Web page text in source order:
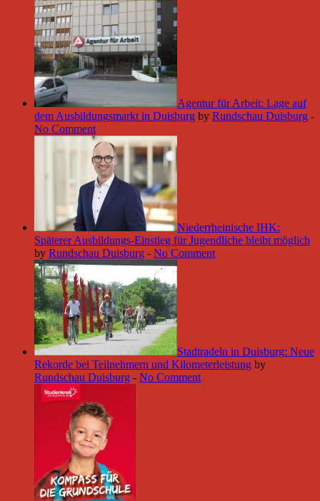
Agentur für Arbeit: Lage auf
dem Ausbildungsmarkt in Duisburg by Rundschau Duisburg -
No Comment
Niederrheinische IHK:
Späterer Ausbildungs-Einstieg für Jugendliche bleibt möglich
by Rundschau Duisburg - No Comment
Stadtradeln in Duisburg: Neue
Rekorde bei Teilnehmern und Kilometerleistung by
Rundschau Duisburg - No Comment